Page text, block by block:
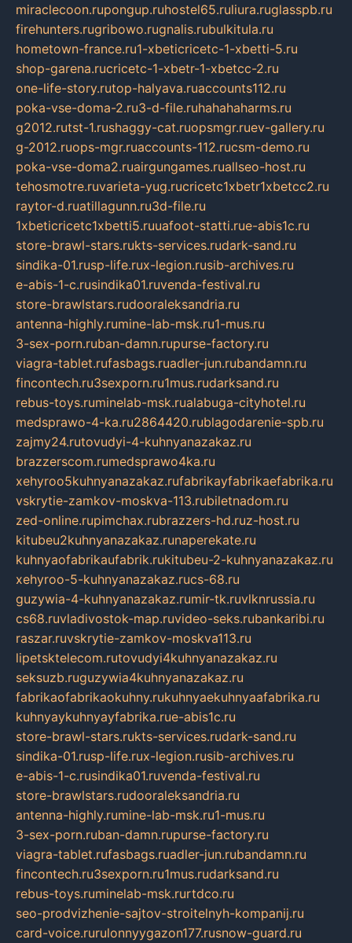
miraclecoon.rupongup.ruhostel65.ruliura.ruglasspb.ru
firehunters.rugribowo.rugnalis.rubulkitula.ru
hometown-france.ru1-xbeticricetc-1-xbetti-5.ru
shop-garena.rucricetc-1-xbetr-1-xbetcc-2.ru
one-life-story.rutop-halyava.ruaccounts112.ru
poka-vse-doma-2.ru3-d-file.ruhahahaharms.ru
g2012.rutst-1.rushaggy-cat.ruopsmgr.ruev-gallery.ru
g-2012.ruops-mgr.ruaccounts-112.rucsm-demo.ru
poka-vse-doma2.ruairgungames.ruallseo-host.ru
tehosmotre.ruvarieta-yug.rucricetc1xbetr1xbetcc2.ru
raytor-d.ruatillagunn.ru3d-file.ru
1xbeticricetc1xbetti5.ruuafoot-statti.rue-abis1c.ru
store-brawl-stars.rukts-services.rudark-sand.ru
sindika-01.rusp-life.rux-legion.rusib-archives.ru
e-abis-1-c.rusindika01.ruvenda-festival.ru
store-brawlstars.rudooraleksandria.ru
antenna-highly.rumine-lab-msk.ru1-mus.ru
3-sex-porn.ruban-damn.rupurse-factory.ru
viagra-tablet.rufasbags.ruadler-jun.rubandamn.ru
fincontech.ru3sexporn.ru1mus.rudarksand.ru
rebus-toys.ruminelab-msk.rualabuga-cityhotel.ru
medsprawo-4-ka.ru2864420.rublagodarenie-spb.ru
zajmy24.rutovudyi-4-kuhnyanazakaz.ru
brazzerscom.rumedsprawo4ka.ru
xehyroo5kuhnyanazakaz.rufabrikayfabrikaefabrika.ru
vskrytie-zamkov-moskva-113.rubiletnadom.ru
zed-online.rupimchax.rubrazzers-hd.ruz-host.ru
kitubeu2kuhnyanazakaz.runaperekate.ru
kuhnyaofabrikaufabrik.rukitubeu-2-kuhnyanazakaz.ru
xehyroo-5-kuhnyanazakaz.rucs-68.ru
guzywia-4-kuhnyanazakaz.rumir-tk.ruvlknrussia.ru
cs68.ruvladivostok-map.ruvideo-seks.rubankaribi.ru
raszar.ruvskrytie-zamkov-moskva113.ru
lipetsktelecom.rutovudyi4kuhnyanazakaz.ru
seksuzb.ruguzywia4kuhnyanazakaz.ru
fabrikaofabrikaokuhny.rukuhnyaekuhnyaafabrika.ru
kuhnyaykuhnyayfabrika.rue-abis1c.ru
store-brawl-stars.rukts-services.rudark-sand.ru
sindika-01.rusp-life.rux-legion.rusib-archives.ru
e-abis-1-c.rusindika01.ruvenda-festival.ru
store-brawlstars.rudooraleksandria.ru
antenna-highly.rumine-lab-msk.ru1-mus.ru
3-sex-porn.ruban-damn.rupurse-factory.ru
viagra-tablet.rufasbags.ruadler-jun.rubandamn.ru
fincontech.ru3sexporn.ru1mus.rudarksand.ru
rebus-toys.ruminelab-msk.rurtdco.ru
seo-prodvizhenie-sajtov-stroitelnyh-kompanij.ru
card-voice.rurulonnyygazon177.rusnow-guard.ru